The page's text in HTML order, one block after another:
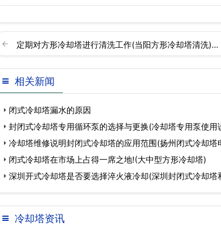
定期对方形冷却塔进行清洗工作(当阳方形冷却塔清洗)…
相关新闻
闭式冷却塔漏水的原因
封闭式冷却塔专用循环泵的选择与更换(冷却塔专用泵使用
冷却塔维修说明封闭式冷却塔的应用范围(扬州闭式冷却塔
闭式冷却塔在市场上占得一席之地!(大中型方形冷却塔)
深圳开式冷却塔是否要选择淬火液冷却(深圳封闭式冷却塔
冷却塔资讯